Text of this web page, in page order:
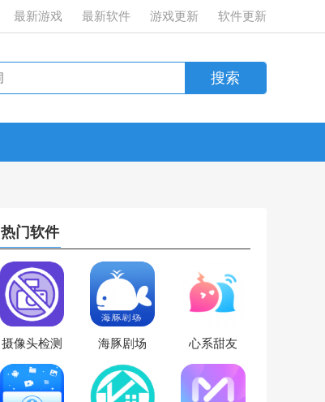
最新游戏 最新软件 游戏更新 软件更新
热门软件
摄像头检测
海豚剧场 心系甜友